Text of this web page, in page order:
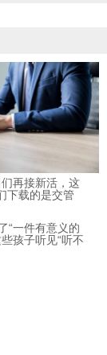
再接新活，这
下载的是交管
“一件有意义的
孩子听见“听不